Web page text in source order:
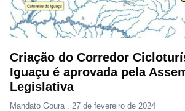
Criação do Corredor
Iguaçu é aprovada pela
Legislativa
Mandato Goura 27 de fevereiro de 2024